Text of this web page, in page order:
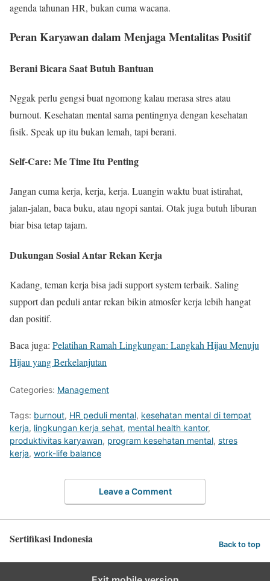
agenda tahunan HR, bukan cuma wacana.
Peran Karyawan dalam Menjaga Mentalitas Positif
Berani Bicara Saat Butuh Bantuan
Nggak perlu gengsi buat ngomong kalau merasa stres atau
burnout. Kesehatan mental sama pentingnya dengan kesehatan
fisik. Speak up itu bukan lemah, tapi berani.
Self-Care: Me Time Itu Penting
Jangan cuma kerja, kerja, kerja. Luangin waktu buat istirahat,
jalan-jalan, baca buku, atau ngopi santai. Otak juga butuh liburan
biar bisa tetap tajam.
Dukungan Sosial Antar Rekan Kerja
Kadang, teman kerja bisa jadi support system terbaik. Saling
support dan peduli antar rekan bikin atmosfer kerja lebih hangat
dan positif.
Baca juga: Pelatihan Ramah Lingkungan: Langkah Hijau Menuju
Hijau yang Berkelanjutan
Categories: Management
Tags: burnout, HR peduli mental, kesehatan mental di tempat
kerja, lingkungan kerja sehat, mental health kantor,
produktivitas karyawan, program kesehatan mental, stres
kerja, work-life balance
Leave a Comment
Sertifikasi Indonesia Back to top